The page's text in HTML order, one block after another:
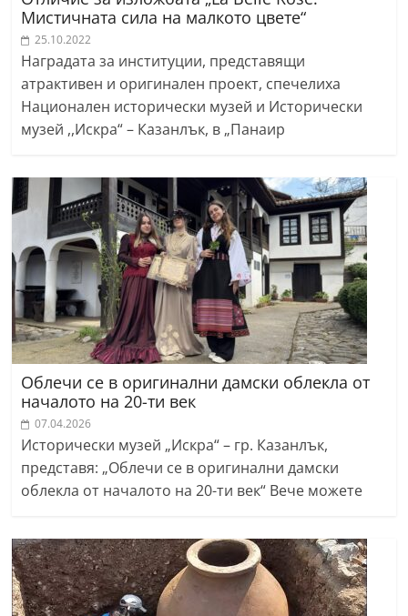
Мистичната сила на малкото цвете“
25.10.2022
Наградата за институции, представящи
атрактивен и оригинален проект, спечелиха
Национален исторически музей и Исторически
музей ,,Искра“ – Казанлък, в „Панаир
Облечи се в оригинални дамски облекла от
началото на 20-ти век
07.04.2026
Исторически музей „Искра“ – гр. Казанлък,
представя: „Облечи се в оригинални дамски
облекла от началото на 20-ти век“ Вече можете